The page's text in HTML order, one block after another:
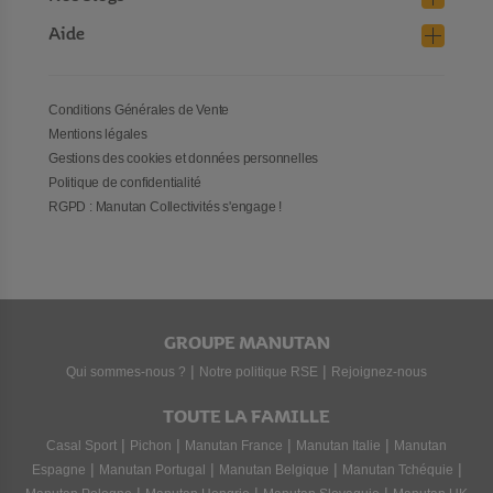
serviettes en verre trempé
Aide
Conditions Générales de Vente
Mentions légales
Gestions des cookies et données personnelles
Politique de confidentialité
RGPD : Manutan Collectivités s'engage !
GROUPE MANUTAN
Qui sommes-nous ? | Notre politique RSE | Rejoignez-nous
TOUTE LA FAMILLE
Casal Sport | Pichon | Manutan France | Manutan Italie | Manutan
Espagne | Manutan Portugal | Manutan Belgique | Manutan Tchéquie |